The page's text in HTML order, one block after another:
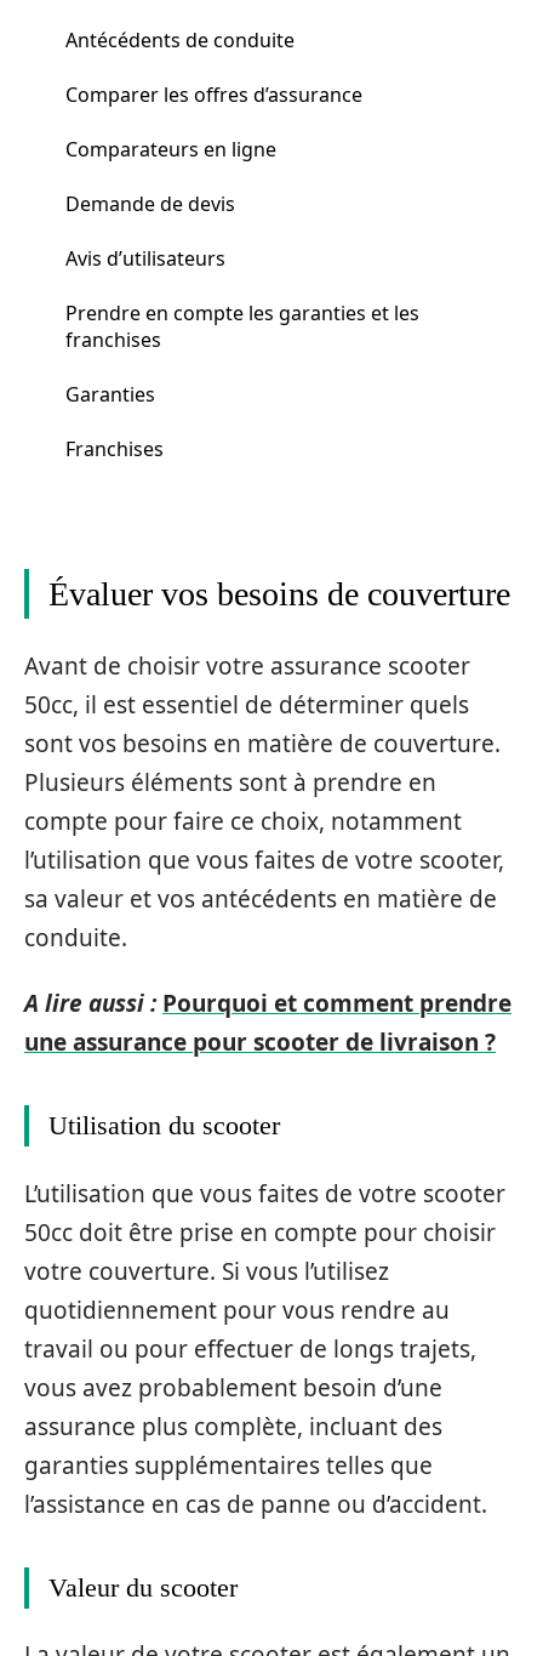
Antécédents de conduite
Comparer les offres d’assurance
Comparateurs en ligne
Demande de devis
Avis d’utilisateurs
Prendre en compte les garanties et les
franchises
Garanties
Franchises
Évaluer vos besoins de couverture
Avant de choisir votre assurance scooter
50cc, il est essentiel de déterminer quels
sont vos besoins en matière de couverture.
Plusieurs éléments sont à prendre en
compte pour faire ce choix, notamment
l’utilisation que vous faites de votre scooter,
sa valeur et vos antécédents en matière de
conduite.
A lire aussi : Pourquoi et comment prendre
une assurance pour scooter de livraison ?
Utilisation du scooter
L’utilisation que vous faites de votre scooter
50cc doit être prise en compte pour choisir
votre couverture. Si vous l’utilisez
quotidiennement pour vous rendre au
travail ou pour effectuer de longs trajets,
vous avez probablement besoin d’une
assurance plus complète, incluant des
garanties supplémentaires telles que
l’assistance en cas de panne ou d’accident.
Valeur du scooter